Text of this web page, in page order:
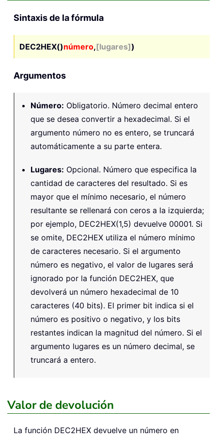
Sintaxis de la fórmula
DEC2HEX()número,[lugares])
Argumentos
Número: Obligatorio. Número decimal entero
que se desea convertir a hexadecimal. Si el
argumento número no es entero, se truncará
automáticamente a su parte entera.
Lugares: Opcional. Número que especifica la
cantidad de caracteres del resultado. Si es
mayor que el mínimo necesario, el número
resultante se rellenará con ceros a la izquierda;
por ejemplo, DEC2HEX(1,5) devuelve 00001. Si
se omite, DEC2HEX utiliza el número mínimo
de caracteres necesario. Si el argumento
número es negativo, el valor de lugares será
ignorado por la función DEC2HEX, que
devolverá un número hexadecimal de 10
caracteres (40 bits). El primer bit indica si el
número es positivo o negativo, y los bits
restantes indican la magnitud del número. Si el
argumento lugares es un número decimal, se
truncará a entero.
Valor de devolución
La función DEC2HEX devuelve un número en